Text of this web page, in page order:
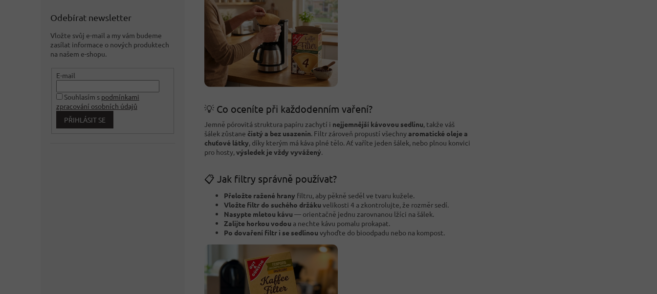
Odebírat newsletter
Vložte svůj e-mail a my vám budeme
zasílat informace o nových produktech
na našem e-shopu.
E-mail
Souhlasím s podmínkami
zpracování osobních údajů
PŘIHLÁSIT SE
💡 Co oceníte při každodenním vaření?
Jemně pórovitá struktura papíru zachytí i nejjemnější kávovou sedlinu, takže váš
šálek zůstane čistý a bez usazenin. Filtr zároveň propustí všechnyaromatické oleje a
chuťové látky, díky kterým má káva plné tělo. Ať vaříte jeden šálek, nebo plnou konvici
pro hosty,výsledek je vždy vyvážený.
📋 Jak filtry správně používat?
Přeložte ražené hrany filtru, aby pěkně seděl ve tvaru kužele.
Vložte filtr do suchého držáku velikosti 4 a zkontrolujte, že rozměr sedí.
Nasypte mletou kávu — orientačně jednu zarovnanou lžíci na šálek.
Zalijte horkou vodou a nechte kávu pomalu prokapat.
Po dovaření filtr i se sedlinou vyhoďte do bioodpadu nebo na kompost.